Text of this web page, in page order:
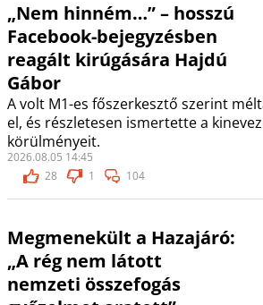
„Nem hinném…” – hosszú
Facebook-bejegyzésben
reagált kirúgására Hajdú
Gábor
A volt M1-es főszerkesztő szerint
el, és részletesen ismertette a
körülményeit.
2026.08.05 14:45
28
1 104
Megmenekült a Hazajáró:
„A rég nem látott
nemzeti összefogás